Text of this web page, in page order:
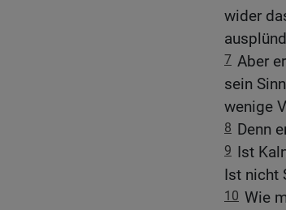
wider
7 Aber
sein
wenige
8 Denn
9 Ist
Ist nicht
10 Wie